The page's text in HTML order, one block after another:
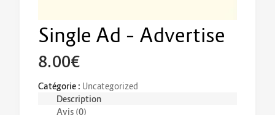
Single Ad – Advertise
8.00€
Catégorie : Uncategorized
Description
Avis (0)